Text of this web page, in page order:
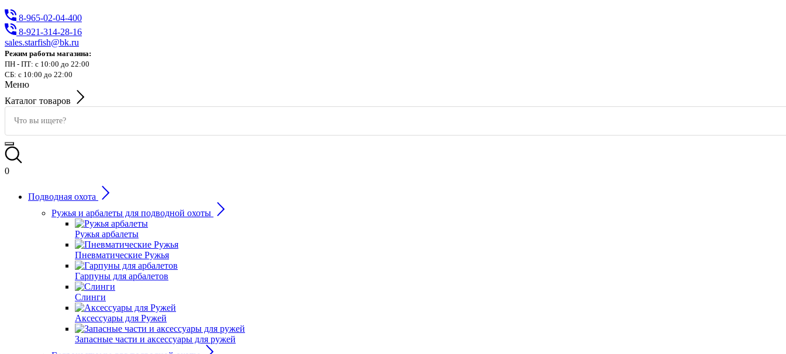
8-965-02-04-400
8-921-314-28-16
sales.starfish@bk.ru
Режим работы магазина:
ПН - ПТ: с 10:00 до 22:00
СБ: с 10:00 до 22:00
Меню
Каталог товаров
0
Подводная охота
Ружья и арбалеты для подводной охоты
Ружья арбалеты
Пневматические Ружья
Гарпуны для арбалетов
Слинги
Аксессуары для Ружей
Запасные части и аксессуары для ружей